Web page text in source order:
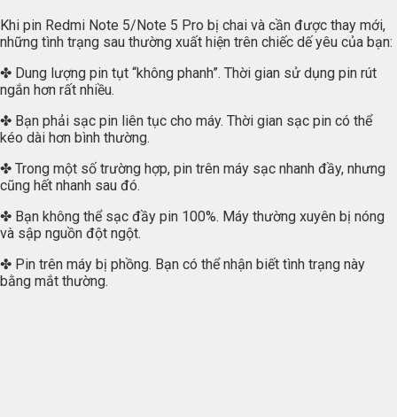
Khi pin Redmi Note 5/Note 5 Pro bị chai và cần được thay mới,
những tình trạng sau thường xuất hiện trên chiếc dế yêu của bạn:
✤ Dung lượng pin tụt “không phanh”. Thời gian sử dụng pin rút
ngắn hơn rất nhiều.
✤ Bạn phải sạc pin liên tục cho máy. Thời gian sạc pin có thể
kéo dài hơn bình thường.
✤ Trong một số trường hợp, pin trên máy sạc nhanh đầy, nhưng
cũng hết nhanh sau đó.
✤ Bạn không thể sạc đầy pin 100%. Máy thường xuyên bị nóng
và sập nguồn đột ngột.
✤ Pin trên máy bị phồng. Bạn có thể nhận biết tình trạng này
bằng mắt thường.